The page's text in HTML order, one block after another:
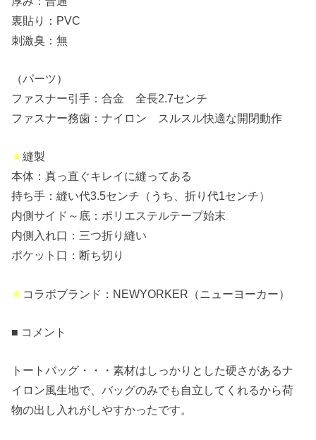
裏貼り：PVC
刺激臭：無
（パーツ）
ファスナー引手：合金 全長2.7センチ
ファスナー務歯：ナイロン スルスル快適な開閉動作
★縫製
本体：真っ直ぐキレイに縫ってある
持ち手：縫い代3.5センチ（うち、折り代1センチ）
内側サイド～底：ポリエステルテープ始末
内側入れ口：三つ折り縫い
ポケット口：断ち切り
★コラボブランド：NEWYORKER（ニューヨーカー）
■ コメント
トートバッグ・・・素材はしっかりとした硬さがあるナ
イロン風生地で、バッグのみでも自立してくれるから荷
物の出し入れがしやすかったです。